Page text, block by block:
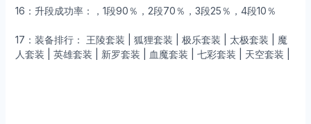
16：升段成功率：，1段90％，2段70％，3段25％，4段10％
17：装备排行： 王陵套装 | 狐狸套装 | 极乐套装 | 太极套装 | 魔
人套装 | 英雄套装 | 新罗套装 | 血魔套装 | 七彩套装 | 天空套装 |